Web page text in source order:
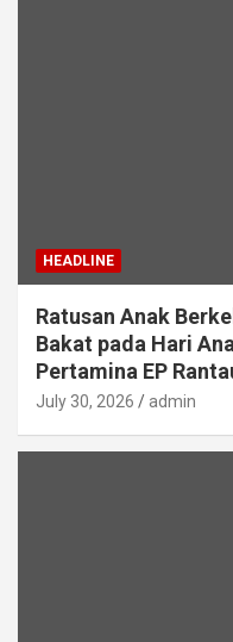
HEADLINE
Ratusan Anak
Bakat pada Hari
Pertamina EP
July 30, 2026 admin